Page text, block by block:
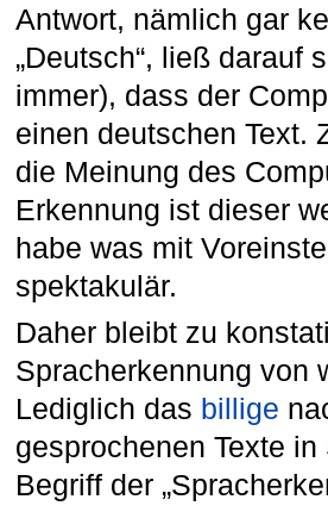
Antwort, nämlich gar
„Deutsch“, ließ darauf
immer), dass der
einen deutschen Text.
die Meinung des
Erkennung ist dieser
habe was mit
spektakulär.
Daher bleibt zu
Spracherkennung von
Lediglich das billige
gesprochenen Texte
Begriff der